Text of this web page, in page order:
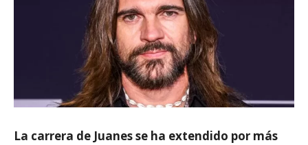
La carrera de Juanes se ha extendido por más